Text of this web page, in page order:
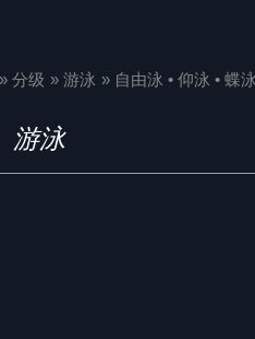
分级 游泳 自由泳 • 仰泳 • 蝶泳
游泳